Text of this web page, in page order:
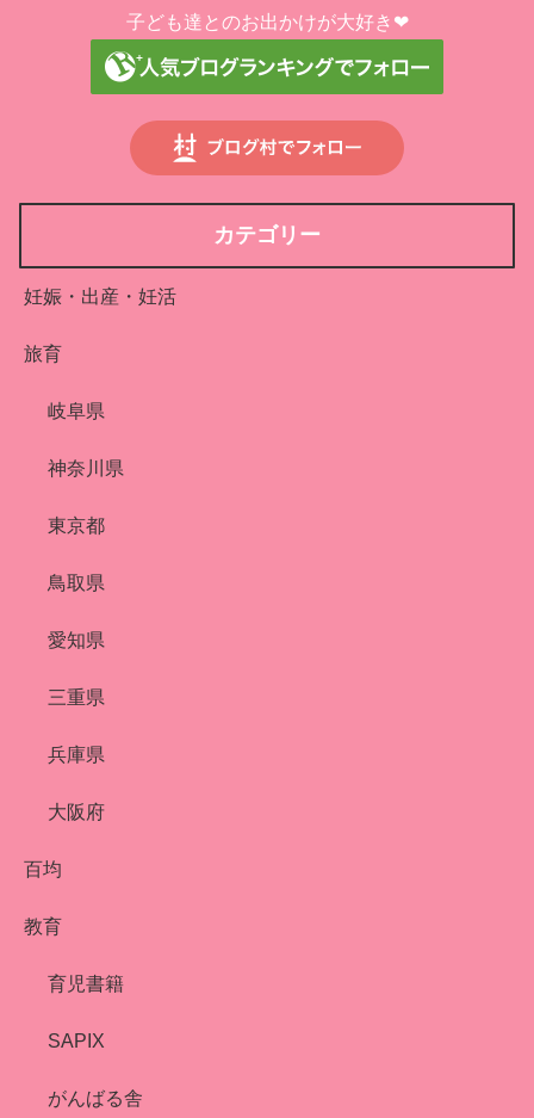
子ども達とのお出かけが大好き❤︎
カテゴリー
妊娠・出産・妊活
旅育
岐阜県
神奈川県
東京都
鳥取県
愛知県
三重県
兵庫県
大阪府
百均
教育
育児書籍
SAPIX
がんばる舎